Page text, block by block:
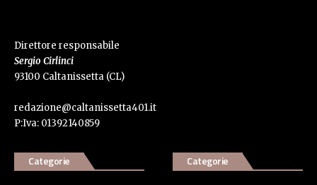
Direttore responsabile
Sergio Cirlinci
93100 Caltanissetta (CL)
redazione@caltanissetta401.it
P:Iva: 01392140859
Categorie Categorie